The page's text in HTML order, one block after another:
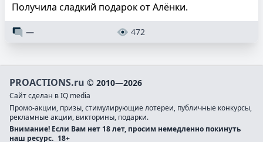
Получила сладкий подарок от Алёнки.
— 472
PROACTIONS.ru © 2010—2026
Сайт сделан в IQ media
Промо-акции, призы, стимулирующие лотереи, публичные конкурсы,
рекламные акции, викторины, подарки.
Внимание! Если Вам нет 18 лет, просим немедленно покинуть
наш ресурс. 18+